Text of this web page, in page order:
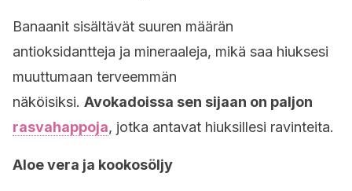
Banaanit sisältävät suuren määrän
antioksidantteja ja mineraaleja, mikä saa hiuksesi
muuttumaan terveemmän
näköisiksi. Avokadoissa sen sijaan on paljon
rasvahappoja, jotka antavat hiuksillesi ravinteita.
Aloe vera ja kookosöljy